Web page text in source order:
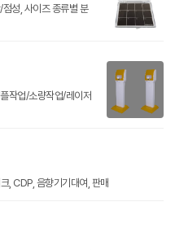
성, 사이즈 종류별 분
작업/소량작업/레이저
, CDP, 음향기기대여, 판매